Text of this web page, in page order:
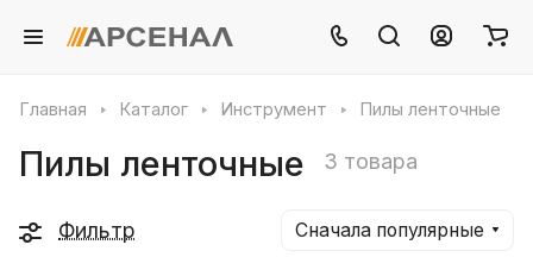
Главная Каталог Инструмент Пилы ленточные
Пилы ленточные 3 товара
Фильтр Сначала популярные